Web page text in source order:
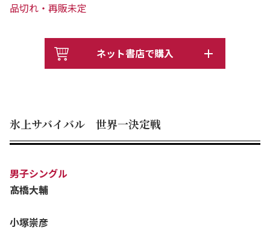
品切れ・再販未定
ネット書店で購入
氷上サバイバル 世界一決定戦
男子シングル
髙橋大輔
小塚崇彦